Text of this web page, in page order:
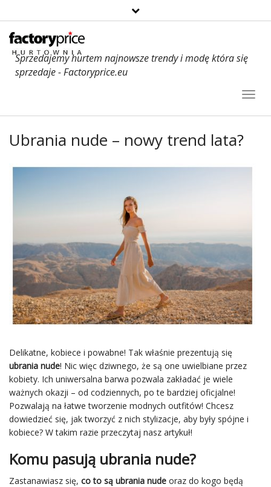
Sprzedajemy hurtem najnowsze trendy i modę która się
sprzedaje - Factoryprice.eu
Ubrania nude – nowy trend lata?
Delikatne, kobiece i powabne! Tak właśnie prezentują się
ubrania nude! Nic więc dziwnego, że są one uwielbiane przez
kobiety. Ich uniwersalna barwa pozwala zakładać je wiele
ważnych okazji – od codziennych, po te bardziej oficjalne!
Pozwalają na łatwe tworzenie modnych outfitów! Chcesz
dowiedzieć się, jak tworzyć z nich stylizacje, aby były spójne i
kobiece? W takim razie przeczytaj nasz artykuł!
Komu pasują ubrania nude?
Zastanawiasz się, co to są ubrania nude oraz do kogo będą